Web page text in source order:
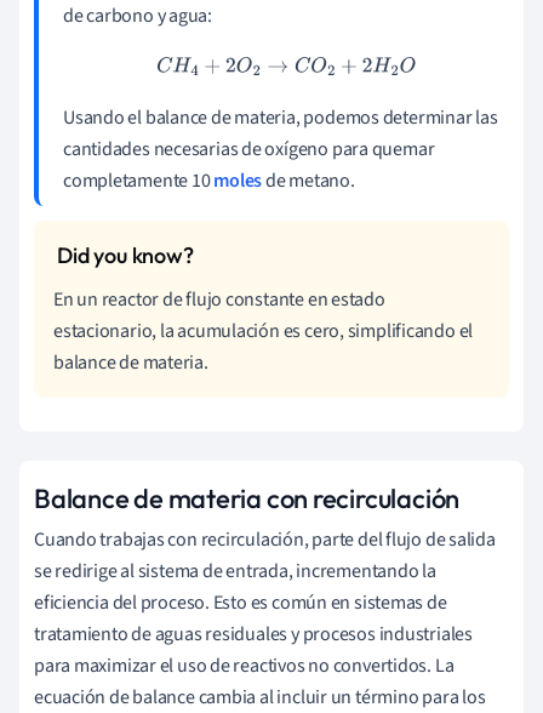
de carbono y agua:
CH 4+2O 2→CO2+2 H2 O
Usando el balance de materia, podemos determinar las
cantidades necesarias de oxígeno para quemar
completamente 10molesde metano.
En un reactor de flujo constante en estado
estacionario, la acumulación es cero, simplificando el
balance de materia.
Balance de materia con recirculación
Cuando trabajas con recirculación, parte del flujo de salida
se redirige al sistema de entrada, incrementando la
eficiencia del proceso. Esto es común en sistemas de
tratamiento de aguas residuales y procesos industriales
para maximizar el uso de reactivos no convertidos. La
ecuación de balance cambia al incluir un término para los